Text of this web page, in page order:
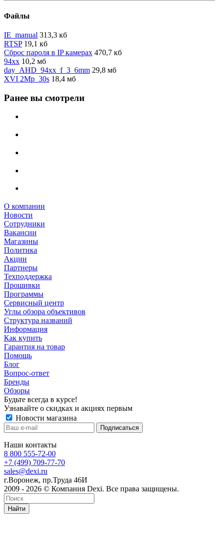
Файлы
IE_manual 313,3 кб
RTSP 19,1 кб
Сброс пароля в IP камерах 470,7 кб
94xx 10,2 мб
day_AHD_94xx_f_3_6mm 29,8 мб
XVI 2Mp_30s 18,4 мб
Ранее вы смотрели
О компании
Новости
Сотрудники
Вакансии
Магазины
Политика
Акции
Партнеры
Техподдержка
Прошивки
Программы
Сервисный центр
Углы обзора объективов
Структура названий
Информация
Как купить
Гарантия на товар
Помощь
Блог
Вопрос-ответ
Бренды
Обзоры
Будьте всегда в курсе!
Узнавайте о скидках и акциях первым
Новости магазина
Наши контакты
8 800 555-72-00
+7 (499) 709-77-70
sales@dexi.ru
г.Воронеж, пр.Труда 46И
2009 - 2026 © Компания Dexi. Все права защищены.
Найти